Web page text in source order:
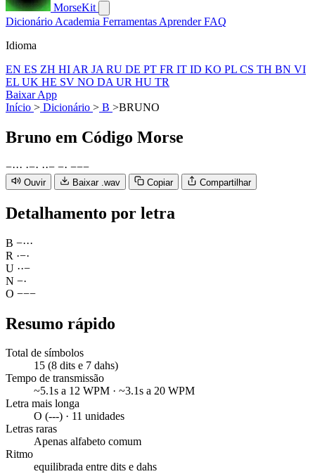
MorseKit
Dicionário Academia Ferramentas AprenderFAQ
Idioma
EN ES ZH HI AR JA RU DE PT FR IT ID KO PL CS TH BN VI
EL UK HE SV NO DA UR HU TR
Baixar App
Início > Dicionário > B >BRUNO
Bruno em Código Morse
−··· ·−· ··− −· −−−
Ouvir Baixar .wav Copiar Compartilhar
Detalhamento por letra
B −···
R ·−·
U ··−
N −·
O −−−
Resumo rápido
Total de símbolos
15 (8 dits e 7 dahs)
Tempo de transmissão
~5.1s a 12 WPM · ~3.1s a 20 WPM
Letra mais longa
O (---) · 11 unidades
Letras raras
Apenas alfabeto comum
Ritmo
equilibrada entre dits e dahs